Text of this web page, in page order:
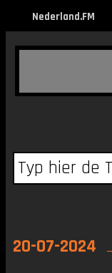
Nederland.FM
20-07-2024